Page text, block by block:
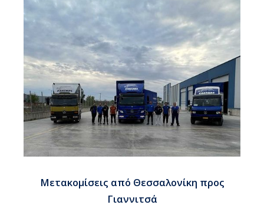
Μετακομίσεις από Θεσσαλονίκη προς
Γιαννιτσά